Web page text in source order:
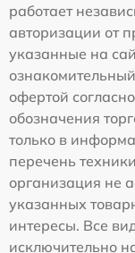
работает
авторизации от
указанные на
офертой
обозначения
только в
перечень
организация не
указанных
интересы. Все
исключительно